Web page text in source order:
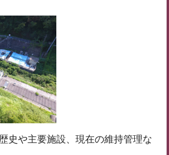
史や主要施設、現在の維持管理な